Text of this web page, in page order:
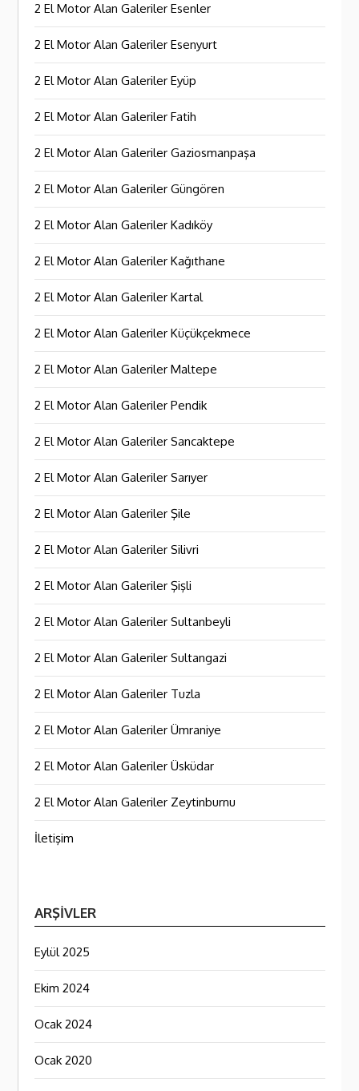
2 El Motor Alan Galeriler Esenler
2 El Motor Alan Galeriler Esenyurt
2 El Motor Alan Galeriler Eyüp
2 El Motor Alan Galeriler Fatih
2 El Motor Alan Galeriler Gaziosmanpaşa
2 El Motor Alan Galeriler Güngören
2 El Motor Alan Galeriler Kadıköy
2 El Motor Alan Galeriler Kağıthane
2 El Motor Alan Galeriler Kartal
2 El Motor Alan Galeriler Küçükçekmece
2 El Motor Alan Galeriler Maltepe
2 El Motor Alan Galeriler Pendik
2 El Motor Alan Galeriler Sancaktepe
2 El Motor Alan Galeriler Sarıyer
2 El Motor Alan Galeriler Şile
2 El Motor Alan Galeriler Silivri
2 El Motor Alan Galeriler Şişli
2 El Motor Alan Galeriler Sultanbeyli
2 El Motor Alan Galeriler Sultangazi
2 El Motor Alan Galeriler Tuzla
2 El Motor Alan Galeriler Ümraniye
2 El Motor Alan Galeriler Üsküdar
2 El Motor Alan Galeriler Zeytinburnu
İletişim
ARŞIVLER
Eylül 2025
Ekim 2024
Ocak 2024
Ocak 2020